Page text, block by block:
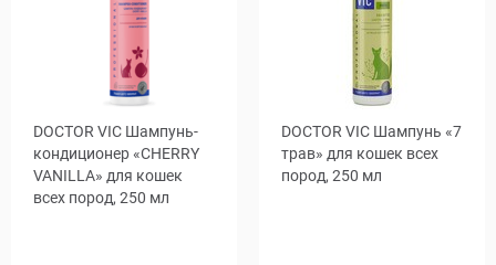
DOCTOR VIC Шампунь-
кондиционер «CHERRY
VANILLA» для кошек
всех пород, 250 мл
DOCTOR VIC Шампунь «7
трав» для кошек всех
пород, 250 мл